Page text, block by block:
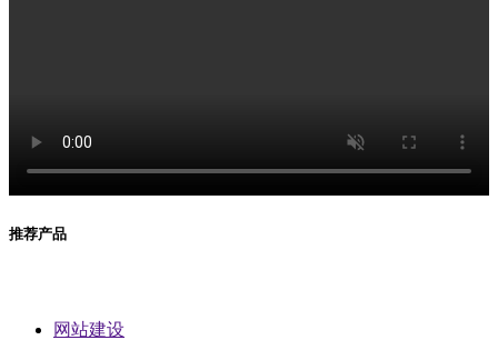
推荐产品
网站建设